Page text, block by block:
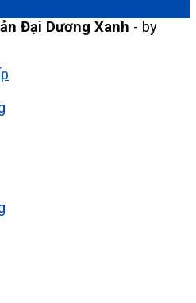
Đại Dương Xanh - by